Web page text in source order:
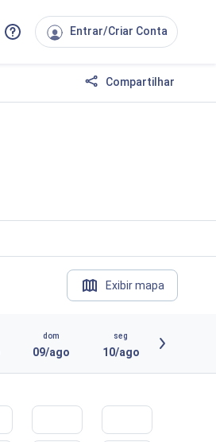
Entrar/Criar Conta
Compartilhar
Exibir mapa
dom
09/ago
seg
10/ago